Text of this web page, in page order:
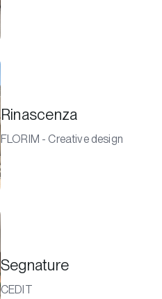
Rinascenza
FLORIM - Creative design
Segnature
CEDIT